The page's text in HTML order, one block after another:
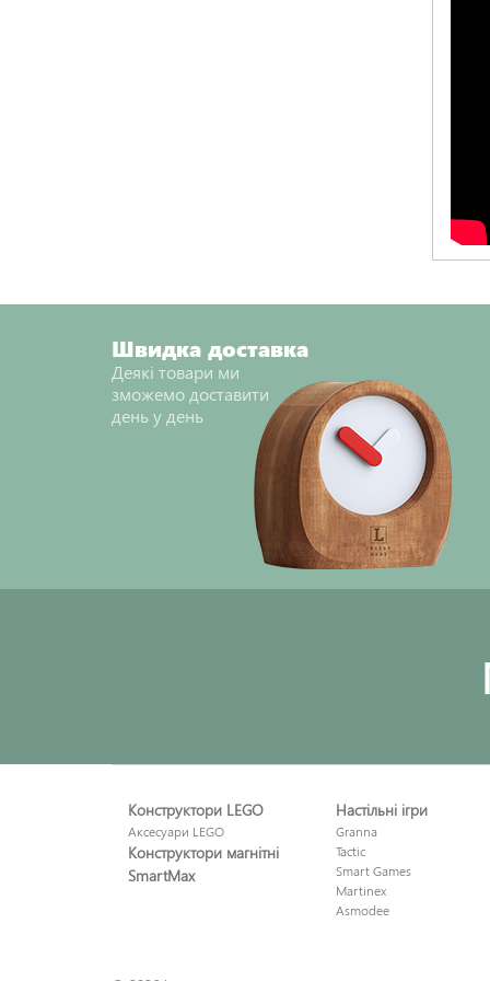
Швидка доставка
Деякі товари ми
зможемо доставити
день у день
Конструктори LEGO
Аксесуари LEGO
Конструктори магнітні
SmartMax
Настільні ігри
Granna
Tactic
Smart Games
Martinex
Asmodee